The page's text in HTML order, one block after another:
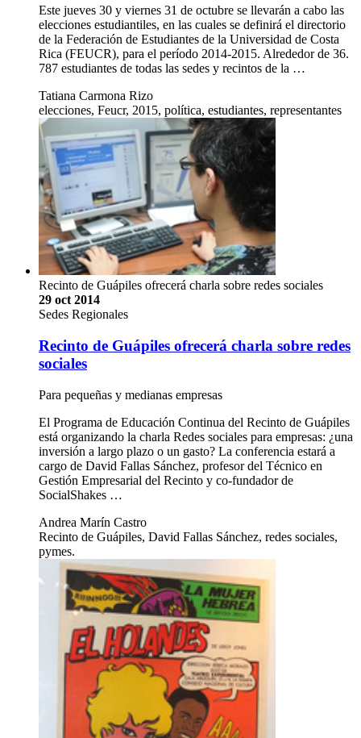
Este jueves 30 y viernes 31 de octubre se llevarán a cabo las
elecciones estudiantiles, en las cuales se definirá el directorio
de la Federación de Estudiantes de la Universidad de Costa
Rica (FEUCR), para el período 2014-2015. Alrededor de 36.
787 estudiantes de todas las sedes y recintos de la …
Tatiana Carmona Rizo
elecciones, Feucr, 2015, política, estudiantes, representantes
Recinto de Guápiles ofrecerá charla sobre redes sociales
29 oct 2014
Sedes Regionales
Recinto de Guápiles ofrecerá charla sobre redes
sociales
Para pequeñas y medianas empresas
El Programa de Educación Continua del Recinto de Guápiles
está organizando la charla Redes sociales para empresas: ¿una
inversión a largo plazo o un gasto? La conferencia estará a
cargo de David Fallas Sánchez, profesor del Técnico en
Gestión Empresarial del Recinto y co-fundador de
SocialShakes …
Andrea Marín Castro
Recinto de Guápiles, David Fallas Sánchez, redes sociales,
pymes.